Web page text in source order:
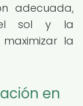
adecuada,
sol y la
la
en